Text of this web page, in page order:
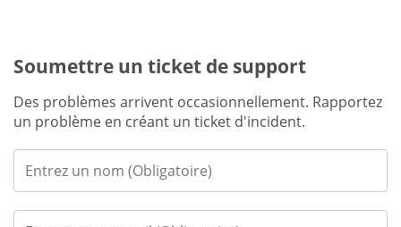
Soumettre un ticket de support
Des problèmes arrivent occasionnellement. Rapportez
un problème en créant un ticket d'incident.